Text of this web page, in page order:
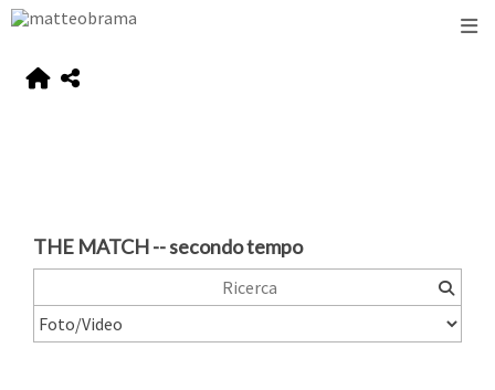
THE MATCH -- secondo tempo